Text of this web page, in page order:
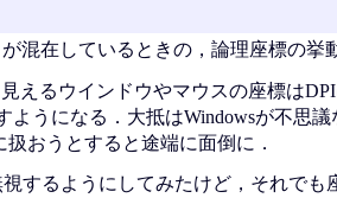
混在しているときの，論理座標の挙
えるウインドウやマウスの座標は
うになる．大抵はWindowsが不思
おうとすると途端に面倒に．
視するようにしてみたけど，それでも